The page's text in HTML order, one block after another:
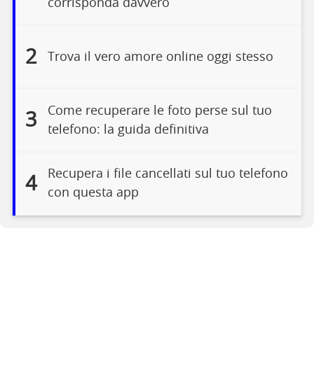
corrisponda davvero
2 Trova il vero amore online oggi stesso
3
Come recuperare le foto perse sul tuo
telefono: la guida definitiva
4
Recupera i file cancellati sul tuo telefono
con questa app